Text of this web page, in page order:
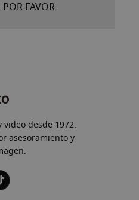
FAVOR
desde 1972.
asesoramiento y